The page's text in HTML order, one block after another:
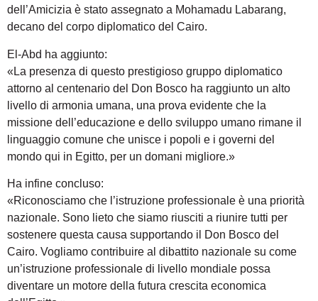
dell’Amicizia è stato assegnato a Mohamadu Labarang,
decano del corpo diplomatico del Cairo.
El-Abd ha aggiunto:
«La presenza di questo prestigioso gruppo diplomatico
attorno al centenario del Don Bosco ha raggiunto un alto
livello di armonia umana, una prova evidente che la
missione dell’educazione e dello sviluppo umano rimane il
linguaggio comune che unisce i popoli e i governi del
mondo qui in Egitto, per un domani migliore.»
Ha infine concluso:
«Riconosciamo che l’istruzione professionale è una priorità
nazionale. Sono lieto che siamo riusciti a riunire tutti per
sostenere questa causa supportando il Don Bosco del
Cairo. Vogliamo contribuire al dibattito nazionale su come
un’istruzione professionale di livello mondiale possa
diventare un motore della futura crescita economica